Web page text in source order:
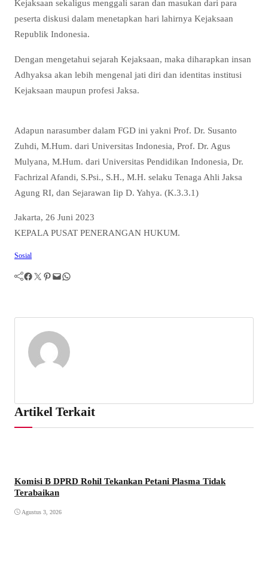
Kejaksaan sekaligus menggali saran dan masukan dari para
peserta diskusi dalam menetapkan hari lahirnya Kejaksaan
Republik Indonesia.
Dengan mengetahui sejarah Kejaksaan, maka diharapkan insan
Adhyaksa akan lebih mengenal jati diri dan identitas institusi
Kejaksaan maupun profesi Jaksa.
Adapun narasumber dalam FGD ini yakni Prof. Dr. Susanto
Zuhdi, M.Hum. dari Universitas Indonesia, Prof. Dr. Agus
Mulyana, M.Hum. dari Universitas Pendidikan Indonesia, Dr.
Fachrizal Afandi, S.Psi., S.H., M.H. selaku Tenaga Ahli Jaksa
Agung RI, dan Sejarawan Iip D. Yahya. (K.3.3.1)
Jakarta, 26 Juni 2023
KEPALA PUSAT PENERANGAN HUKUM.
Sosial
Facebook Twitter Pinterest Mail WhatsApp
Artikel Terkait
Komisi B DPRD Rohil Tekankan Petani Plasma Tidak
Terabaikan
Agustus 3, 2026